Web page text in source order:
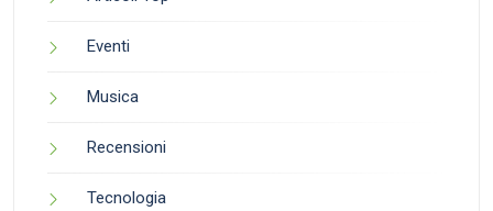
Eventi
Musica
Recensioni
Tecnologia